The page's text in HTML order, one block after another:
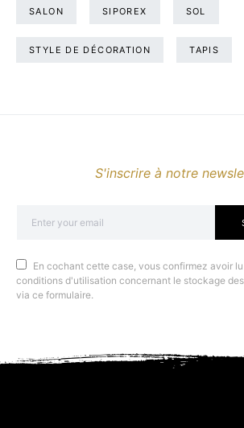
SALON SIPOREX SOL
STYLE DE DÉCORATION TAPIS
S'inscrire à notre
En cochant cette case, vous confirmez avoir
conditions d'utilisation concernant le stockage
via ce formulaire.